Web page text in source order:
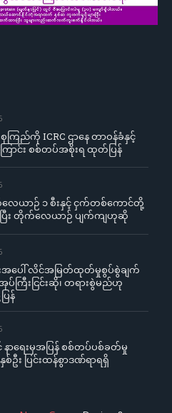
ကြည်ကို ICRC ဌာနေ တာဝန်ခံနှင့်
ောင်း စစ်တပ်အစိုးရ ထုတ်ပြန်
ယာဉ် ၁ စီးနှင့် ငှက်တစ်ကောင်တို့
ပြီး တိုက်လေယာဉ် ပျက်ကျဟုဆို
းအပေါ် လိင်အမြတ်ထုတ်မှုစွပ်စွဲချက်
အုပ်ကြီးငြင်းဆို၊ တရားစွဲမည်ဟု
ြန်
ာရေးမှအပြန် စစ်တပ်ပစ်ခတ်မှု
ဦး ပြင်းထန်စွာဒဏ်ရာရရှိ